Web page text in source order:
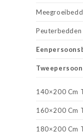
Peuterbedden
140×200 Cm
160×200 Cm
180×200 Cm